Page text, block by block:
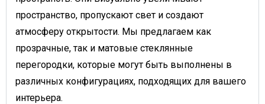
пространство, пропускают свет и создают
атмосферу открытости. Мы предлагаем как
прозрачные, так и матовые стеклянные
перегородки, которые могут быть выполнены в
различных конфигурациях, подходящих для вашего
интерьера.